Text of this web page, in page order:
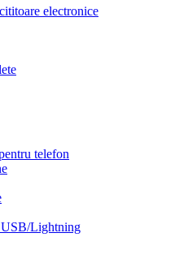
electronice
telefon
USB/Lightning